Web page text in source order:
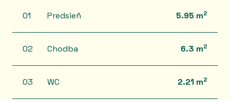
01 Predsieň 5.95 m2
02 Chodba 6.3 m2
03 WC 2.21 m2